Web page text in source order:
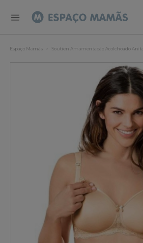
Espaço Mamãs Soutien Amamentação Acolchoado